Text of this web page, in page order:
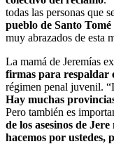
todas las personas que
pueblo de Santo
muy abrazados de esta
La mamá de Jeremías
firmas para respaldar
régimen penal juvenil.
Hay muchas
Pero también es
de los asesinos de
hacemos por ustedes,